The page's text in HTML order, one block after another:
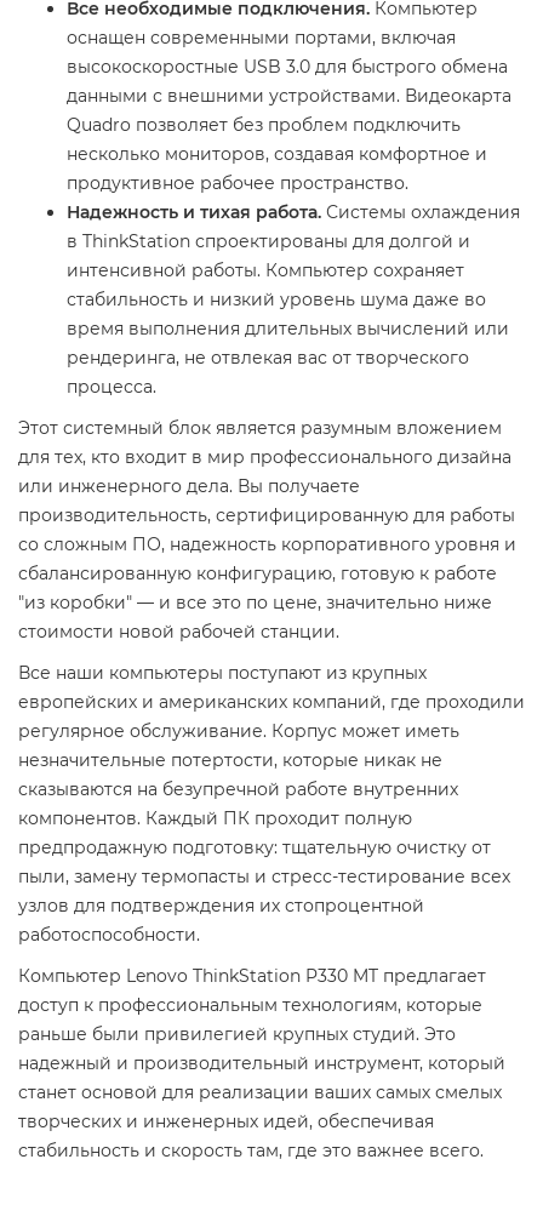
Все необходимые подключения. Компьютер
оснащен современными портами, включая
высокоскоростные USB 3.0 для быстрого обмена
данными с внешними устройствами. Видеокарта
Quadro позволяет без проблем подключить
несколько мониторов, создавая комфортное и
продуктивное рабочее пространство.
Надежность и тихая работа. Системы охлаждения
в ThinkStation спроектированы для долгой и
интенсивной работы. Компьютер сохраняет
стабильность и низкий уровень шума даже во
время выполнения длительных вычислений или
рендеринга, не отвлекая вас от творческого
процесса.
Этот системный блок является разумным вложением
для тех, кто входит в мир профессионального дизайна
или инженерного дела. Вы получаете
производительность, сертифицированную для работы
со сложным ПО, надежность корпоративного уровня и
сбалансированную конфигурацию, готовую к работе
"из коробки" — и все это по цене, значительно ниже
стоимости новой рабочей станции.
Все наши компьютеры поступают из крупных
европейских и американских компаний, где проходили
регулярное обслуживание. Корпус может иметь
незначительные потертости, которые никак не
сказываются на безупречной работе внутренних
компонентов. Каждый ПК проходит полную
предпродажную подготовку: тщательную очистку от
пыли, замену термопасты и стресс-тестирование всех
узлов для подтверждения их стопроцентной
работоспособности.
Компьютер Lenovo ThinkStation P330 MT предлагает
доступ к профессиональным технологиям, которые
раньше были привилегией крупных студий. Это
надежный и производительный инструмент, который
станет основой для реализации ваших самых смелых
творческих и инженерных идей, обеспечивая
стабильность и скорость там, где это важнее всего.